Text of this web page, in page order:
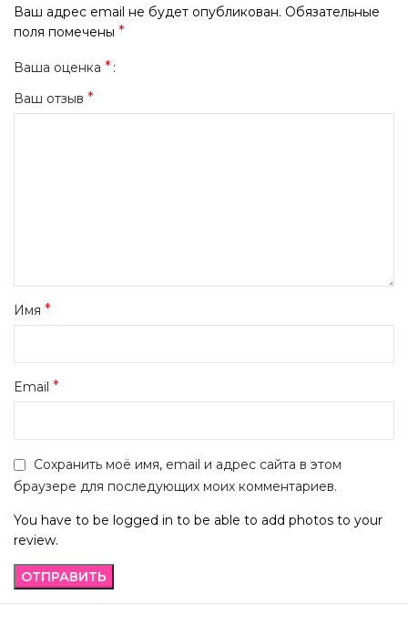
Ваш адрес email не будет опубликован. Обязательные
поля помечены *
Ваша оценка *
Ваш отзыв *
Имя *
Email *
Сохранить моё имя, email и адрес сайта в этом
браузере для последующих моих комментариев.
You have to be logged in to be able to add photos to your
review.